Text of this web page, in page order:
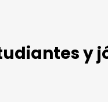
y